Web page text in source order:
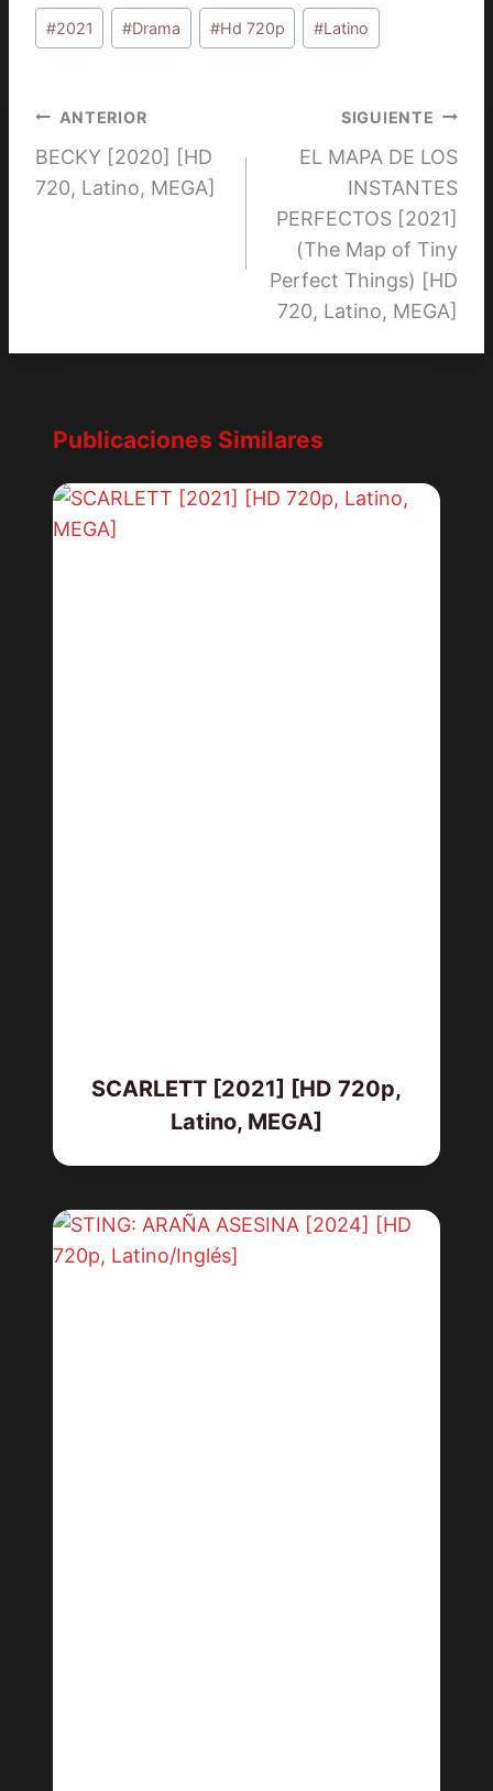
Etiquetas
de
entrada:
#2021 #Drama #Hd 720p #Latino
Navegación
de
ANTERIOR
BECKY [2020] [HD
720, Latino, MEGA]
SIGUIENTE
EL MAPA DE LOS
INSTANTES
PERFECTOS [2021]
(The Map of Tiny
Perfect Things) [HD
720, Latino, MEGA]
Publicaciones Similares
SCARLETT [2021] [HD 720p,
Latino, MEGA]